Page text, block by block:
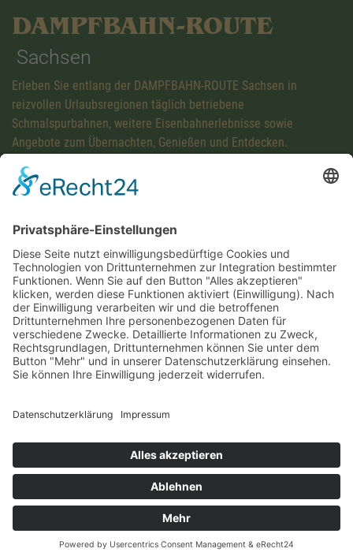
DAMPFBAHN-ROUTE
Sachsen
Erleben Sie entlang der DAMPFBAHN-ROUTE Sachsen in
reizvollen Urlaubsregionen täglich betriebene
Schmalspurbahnen, weitere Eisenbahnerlebnisse sowie
Angebote zum Übernachten, Genießen und Entdecken.
Diese Maßnahme wird mitfinanziert mit Steuermitteln auf
Grundlage des von den Abgeordneten des Sächsischen
Landtags beschlossenen Haushaltes.
Impressum Datenschutzerklärung Cookie-Einstellungen